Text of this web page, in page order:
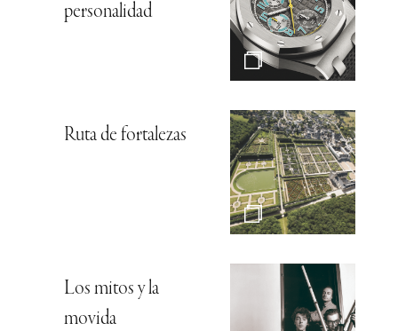
personalidad
Ruta de fortalezas
Los mitos y la
movida